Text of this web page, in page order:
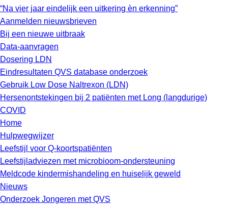
“Na vier jaar eindelijk een uitkering èn erkenning”
Aanmelden nieuwsbrieven
Bij een nieuwe uitbraak
Data-aanvragen
Dosering LDN
Eindresultaten QVS database onderzoek
Gebruik Low Dose Naltrexon (LDN)
Hersenontstekingen bij 2 patiënten met Long (langdurige)
COVID
Home
Hulpwegwijzer
Leefstijl voor Q-koortspatiënten
Leefstijladviezen met microbioom-ondersteuning
Meldcode kindermishandeling en huiselijk geweld
Nieuws
Onderzoek Jongeren met QVS